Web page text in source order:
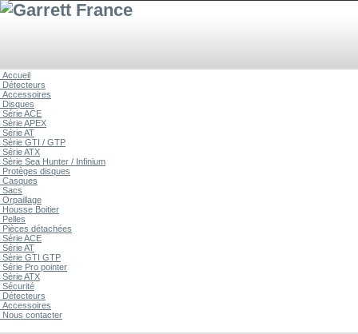
Accueil
Détecteurs
Accessoires
Disques
Série ACE
Série APEX
Série AT
Série GTI / GTP
Série ATX
Série Sea Hunter / Infinium
Protèges disques
Casques
Sacs
Orpaillage
Housse Boitier
Pelles
Pièces détachées
Série ACE
Série AT
Série GTI GTP
Série Pro pointer
Série ATX
Sécurité
Détecteurs
Accessoires
Nous contacter